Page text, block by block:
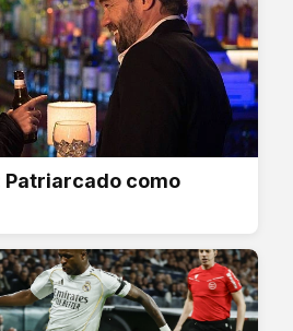
Patriarcado como